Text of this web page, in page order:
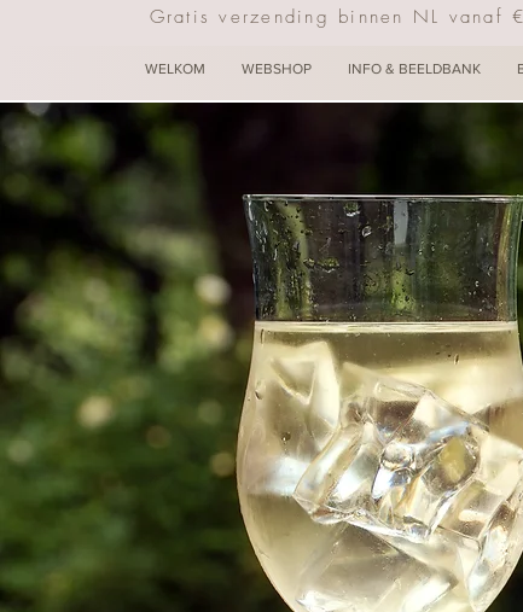
Gratis verzending binnen NL vanaf
WELKOM WEBSHOP INFO & BEELDBANK